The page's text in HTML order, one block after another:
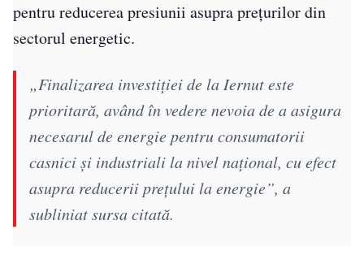
pentru reducerea presiunii asupra prețurilor din
sectorul energetic.
„Finalizarea investiţiei de la Iernut este
prioritară, având în vedere nevoia de a asigura
necesarul de energie pentru consumatorii
casnici şi industriali la nivel naţional, cu efect
asupra reducerii preţului la energie”, a
subliniat sursa citată.